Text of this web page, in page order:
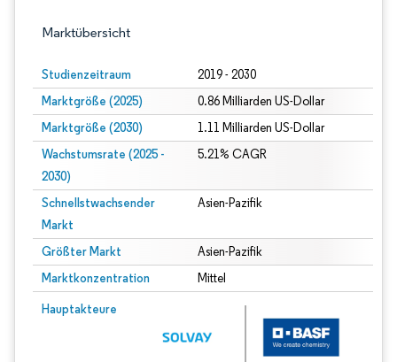
Marktübersicht
Studienzeitraum 2019 - 2030
Marktgröße (2025) 0.86 Milliarden US-Dollar
Marktgröße (2030) 1.11 Milliarden US-Dollar
Wachstumsrate (2025 -
2030)
5.21% CAGR
Schnellstwachsender
Markt
Asien-Pazifik
Größter Markt Asien-Pazifik
Marktkonzentration Mittel
Hauptakteure
Bild © Mordor Intelligence. Wiederverwendung erfordert Namensnennung